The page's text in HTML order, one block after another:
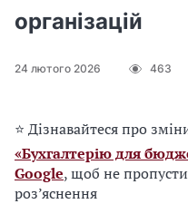
організацій
24 лютого 2026 463
⭐ Дізнавайтеся про
«Бухгалтерію для
Google, щоб не
роз’яснення